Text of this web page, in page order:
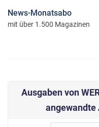
News-Monatsabo
mit über 1.500 Magazinen
Ausgaben von